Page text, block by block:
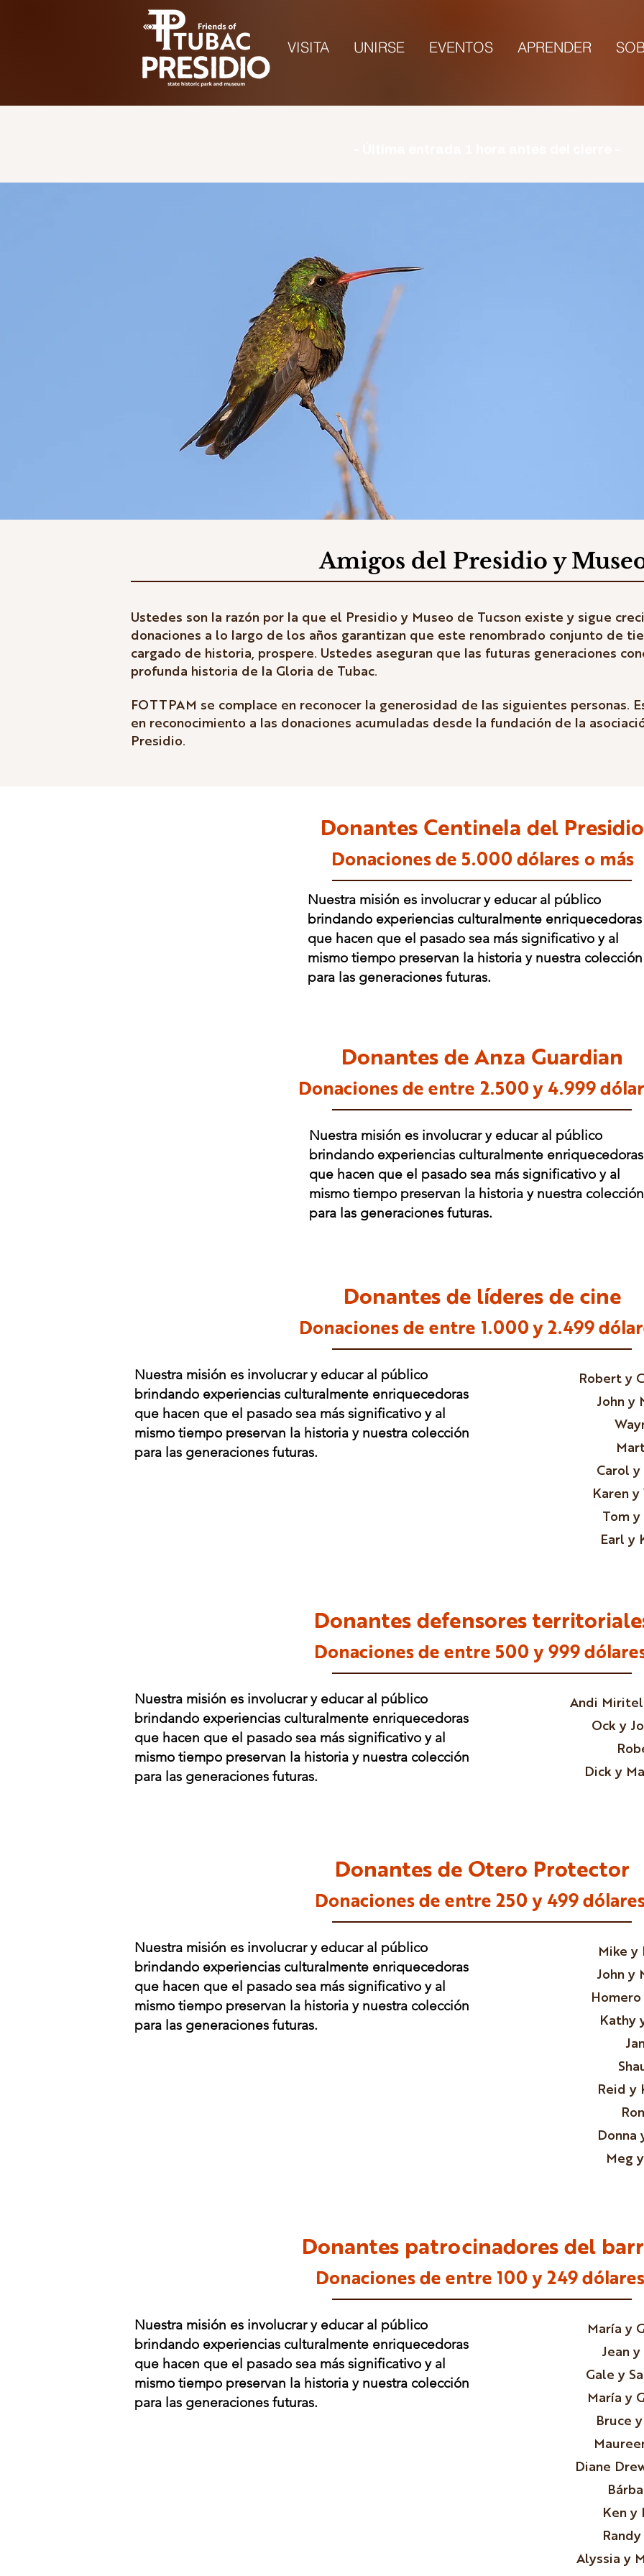
VISITA UNIRSE EVENTOS APRENDER
Amigos del Presidio y
Ustedes son la razón por la que el Presidio y Museo de Tucson existe y sigue
donaciones a lo largo de los años garantizan que este renombrado conjunto de
cargado de historia, prospere. Ustedes aseguran que las futuras generaciones
profunda historia de la Gloria de Tubac.
FOTTPAM se complace en reconocer la generosidad de las siguientes personas.
en reconocimiento a las donaciones acumuladas desde la fundación de la
Presidio.
Donantes Centinela del Presidio
Donaciones de 5.000 dólares o más
Nuestra misión es involucrar y educar al público
brindando experiencias culturalmente enriquecedoras
que hacen que el pasado sea más significativo y al
mismo tiempo preservan la historia y nuestra colección
para las generaciones futuras.
Donantes de Anza Guardian
Donaciones de entre 2.500 y 4.999
Nuestra misión es involucrar y educar al público
brindando experiencias culturalmente enriquecedoras
que hacen que el pasado sea más significativo y al
mismo tiempo preservan la historia y nuestra colección
para las generaciones futuras.
Donantes de líderes de cine
Donaciones de entre 1.000 y 2.499
Nuestra misión es involucrar y educar al público
brindando experiencias culturalmente enriquecedoras
que hacen que el pasado sea más significativo y al
mismo tiempo preservan la historia y nuestra colección
para las generaciones futuras.
Robert y
John y
Carol
Karen
Tom
Earl y
Donantes defensores
Donaciones de entre 500 y 999
Nuestra misión es involucrar y educar al público
brindando experiencias culturalmente enriquecedoras
que hacen que el pasado sea más significativo y al
mismo tiempo preservan la historia y nuestra colección
para las generaciones futuras.
Andi
Ock y
Dick y
Donantes de Otero Protector
Donaciones de entre 250 y 499
Nuestra misión es involucrar y educar al público
brindando experiencias culturalmente enriquecedoras
que hacen que el pasado sea más significativo y al
mismo tiempo preservan la historia y nuestra colección
para las generaciones futuras.
Mike y
John y
Kathy
Reid y
Donna
Meg
Donantes patrocinadores del
Donaciones de entre 100 y 249
Nuestra misión es involucrar y educar al público
brindando experiencias culturalmente enriquecedoras
que hacen que el pasado sea más significativo y al
mismo tiempo preservan la historia y nuestra colección
para las generaciones futuras.
María y
Jean
Gale y
María y
Bruce
Diane
Ken y
Alyssia y